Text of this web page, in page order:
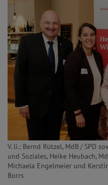
V. li.: Bernd Rützel, MdB / SPD
und Soziales, Heike Heubach,
Michaela Engelmeier und
Borrs